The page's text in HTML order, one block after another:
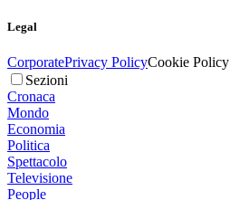
Legal
CorporatePrivacy PolicyCookie Policy
Sezioni
Cronaca
Mondo
Economia
Politica
Spettacolo
Televisione
People